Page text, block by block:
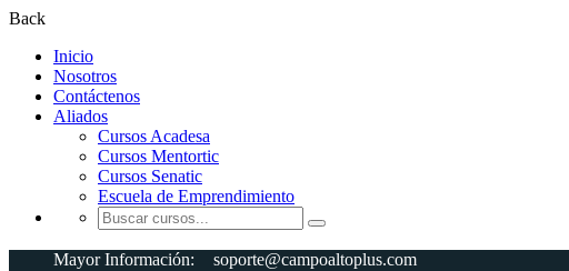
Back
Inicio
Nosotros
Contáctenos
Aliados
Cursos Acadesa
Cursos Mentortic
Cursos Senatic
Escuela de Emprendimiento
Mayor Información: soporte@campoaltoplus.com